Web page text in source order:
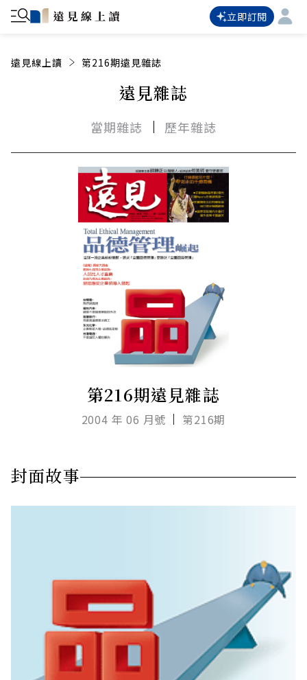
立即訂閱
遠見線上讀 第216期遠見雜誌
遠見雜誌
當期雜誌 歷年雜誌
第216期遠見雜誌
2004 年 06 月號 第216期
封面故事